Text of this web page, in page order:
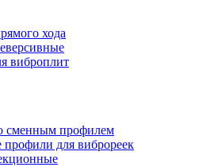
хода
виброплит
сменным профилем
для виброреек